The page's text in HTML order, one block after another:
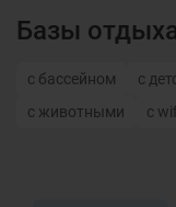
Базы
с бассейном с
с животными
с